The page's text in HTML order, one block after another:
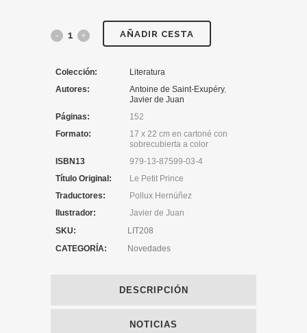
AÑADIR CESTA
Colección:
Literatura
Autores:
Antoine de Saint-Exupéry,
Javier de Juan
Páginas:
152
Formato:
17 x 22 cm en cartoné con
sobrecubierta a color
ISBN13
979-13-87599-03-4
Título Original:
Le Petit Prince
Traductores:
Pollux Hernúñez
Ilustrador:
Javier de Juan
SKU:
LIT208
CATEGORÍA:
Novedades
DESCRIPCIÓN
NOTICIAS